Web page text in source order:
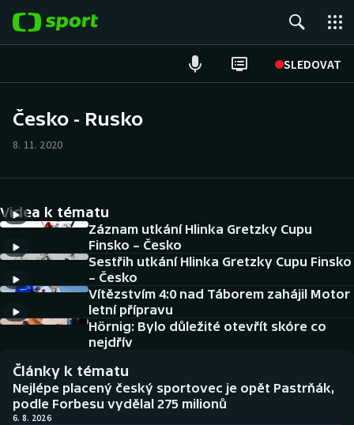
SLEDOVAT
Hokej
Tenis
Atletika
Cyklistika
DALŠÍ SPORTY
Americký fotbal
Baseball a softbal
Basketbal
NEPŘEHLÉDNĚTE
Soutěže
Historické návraty
Česko - Rusko
8. 11. 2020
Videa k tématu
Záznam utkání Hlinka Gretzky Cupu
Finsko – Česko
Sestřih utkání Hlinka Gretzky Cupu Finsko
– Česko
Vítězstvím 4:0 nad Táborem zahájil Motor
letní přípravu
Hörnig: Bylo důležité otevřít skóre co
nejdřív
Články k tématu
Nejlépe placený český sportovec je opět Pastrňák,
podle Forbesu vydělal 275 milionů
6. 8. 2026